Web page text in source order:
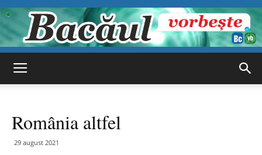
România altfel
29 august 2021